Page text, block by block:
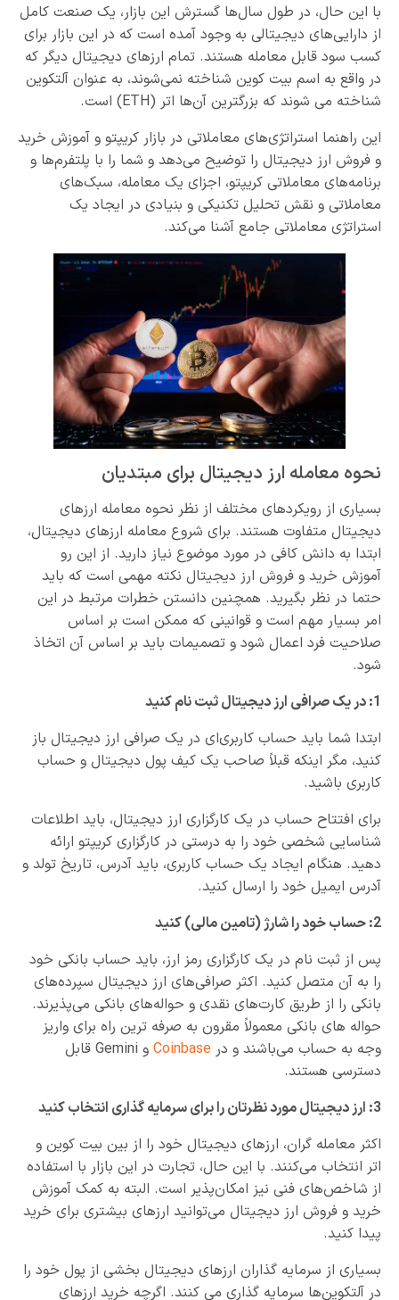
با این حال، در طول سال‌ها گسترش این بازار، یک صنعت کامل
از دارایی‌های دیجیتالی به وجود آمده است که در این بازار برای
کسب سود قابل معامله هستند. تمام ارزهای دیجیتال دیگر که
در واقع به اسم بیت کوین شناخته نمی‌شوند، به عنوان آلتکوین
شناخته می شوند که بزرگترین آن‌ها اتر (ETH) است.
این راهنما استراتژی‌های معاملاتی در بازار کریپتو و آموزش خرید
و فروش ارز دیجیتال را توضیح می‌دهد و شما را با پلتفرم‌ها و
برنامه‌های معاملاتی کریپتو، اجزای یک معامله، سبک‌های
معاملاتی و نقش تحلیل تکنیکی و بنیادی در ایجاد یک
استراتژی معاملاتی جامع آشنا می‌کند.
نحوه معامله ارز دیجیتال برای مبتدیان
بسیاری از رویکردهای مختلف از نظر نحوه معامله ارزهای
دیجیتال متفاوت هستند. برای شروع معامله ارزهای دیجیتال،
ابتدا به دانش کافی در مورد موضوع نیاز دارید. از این رو
آموزش خرید و فروش ارز دیجیتال نکته مهمی است که باید
حتما در نظر بگیرید. همچنین دانستن خطرات مرتبط در این
امر بسیار مهم است و قوانینی که ممکن است بر اساس
صلاحیت فرد اعمال شود و تصمیمات باید بر اساس آن اتخاذ
شود.
1: در یک صرافی ارز دیجیتال ثبت نام کنید
ابتدا شما باید حساب کاربری‌ای در یک صرافی ارز دیجیتال باز
کنید، مگر اینکه قبلاً صاحب یک کیف پول دیجیتال و حساب
کاربری باشید.
برای افتتاح حساب در یک کارگزاری ارز دیجیتال، باید اطلاعات
شناسایی شخصی خود را به درستی در کارگزاری کریپتو ارائه
دهید. هنگام ایجاد یک حساب کاربری، باید آدرس، تاریخ تولد و
آدرس ایمیل خود را ارسال کنید.
2: حساب خود را شارژ (تامین مالی) کنید
پس از ثبت نام در یک کارگزاری رمز ارز، باید حساب بانکی خود
را به آن متصل کنید. اکثر صرافی‌های ارز دیجیتال سپرده‌های
بانکی را از طریق کارت‌های نقدی و حواله‌های بانکی می‌پذیرند.
حواله های بانکی معمولاً مقرون به صرفه ترین راه برای واریز
وجه به حساب می‌باشند و در Coinbase
و Gemini قابل
دسترسی هستند.
3: ارز دیجیتال مورد نظرتان را برای سرمایه گذاری انتخاب کنید
اکثر معامله گران، ارزهای دیجیتال خود را از بین بیت کوین و
اتر انتخاب می‌کنند. با این حال، تجارت در این بازار با استفاده
از شاخص‌های فنی نیز امکان‌پذیر است. البته به کمک آموزش
خرید و فروش ارز دیجیتال می‌توانید ارزهای بیشتری برای خرید
پیدا کنید.
بسیاری از سرمایه گذاران ارزهای دیجیتال بخشی از پول خود را
در آلتکوین‌ها سرمایه گذاری می کنند. اگرچه خرید ارزهای